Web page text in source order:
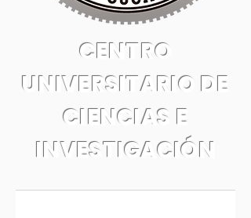
CENTRO
UNIVERSITARIO DE
CIENCIAS E
INVESTIGACIÓN